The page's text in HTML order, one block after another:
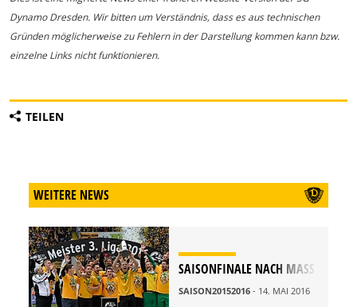
Dynamo Dresden. Wir bitten um Verständnis, dass es aus technischen
Gründen möglicherweise zu Fehlern in der Darstellung kommen kann bzw.
einzelne Links nicht funktionieren.
TEILEN
WEITERE NEWS
SAISONFINALE NACH MASS
SAISON20152016 - 14. MAI 2016